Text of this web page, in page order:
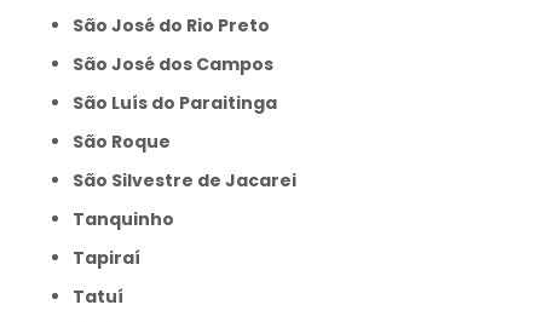
São José do Rio Preto
São José dos Campos
São Luís do Paraitinga
São Roque
São Silvestre de Jacarei
Tanquinho
Tapiraí
Tatuí